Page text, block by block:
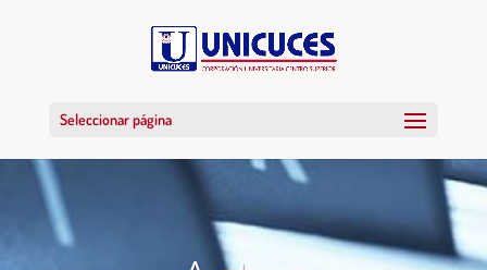
Seleccionar página